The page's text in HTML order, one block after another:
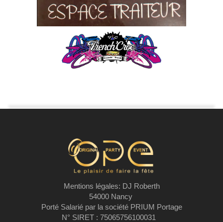
Mentions légales: DJ Roberth
54000 Nancy
Porté Salarié par la société PRIUM Portage
N° SIRET : 75065756100031